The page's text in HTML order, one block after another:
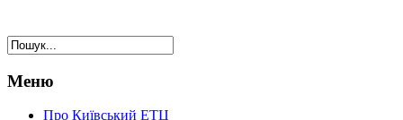
Меню
Про Київський ЕТЦ